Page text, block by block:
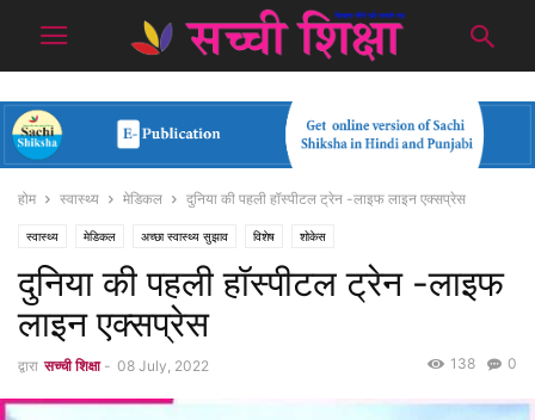
होम स्वास्थ्य मेडिकल दुनिया की पहली हॉस्पीटल ट्रेन -लाइफ लाइन एक्सप्रेस
स्वास्थ्य मेडिकल अच्छा स्वास्थ्य सुझाव विशेष शोकेस
दुनिया की पहली हॉस्पीटल ट्रेन -लाइफ
लाइन एक्सप्रेस
द्वारा सच्ची शिक्षा - 08 July, 2022 0
138